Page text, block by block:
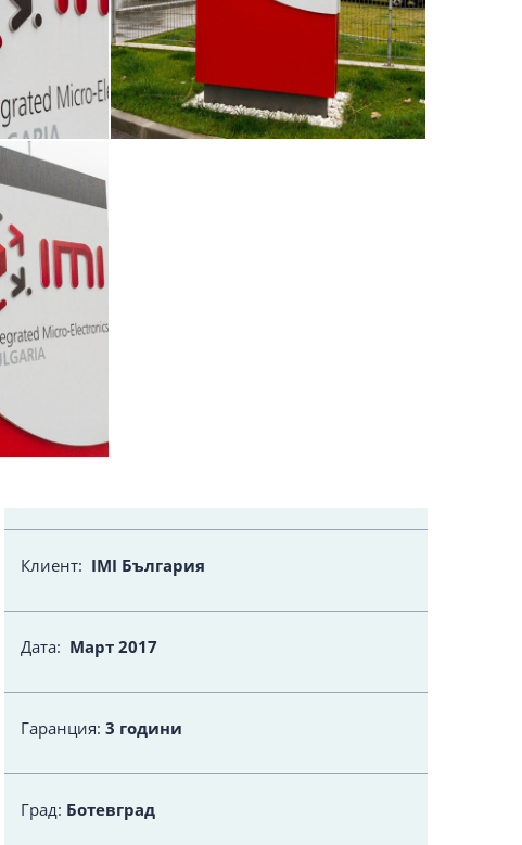
Клиент: IMI България
Дата: Март 2017
Гаранция: 3 години
Град: Ботевград